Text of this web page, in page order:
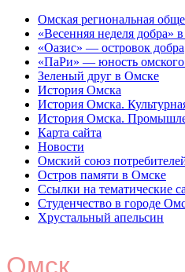
Омская региональная
«Весенняя неделя
«Оазис» — островок добра
«ПаРи» — юность
Зеленый друг в Омске
История Омска
История Омска.
История Омска.
Карта сайта
Новости
Омский союз
Остров памяти в Омске
Ссылки на тематические
Студенчество в городе
Хрустальный апельсин